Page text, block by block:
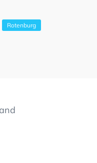
Rotenburg